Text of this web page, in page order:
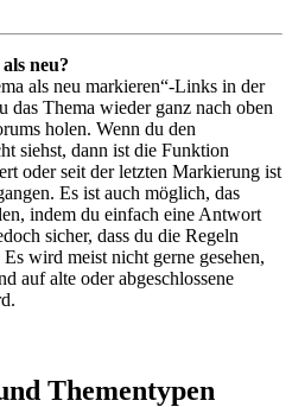
neu?
als neu markieren“-Links in der
das Thema wieder ganz nach oben
holen. Wenn du den
siehst, dann ist die Funktion
oder seit der letzten Markierung ist
Es ist auch möglich, das
indem du einfach eine Antwort
sicher, dass du die Regeln
wird meist nicht gerne gesehen,
auf alte oder abgeschlossene
Thementypen